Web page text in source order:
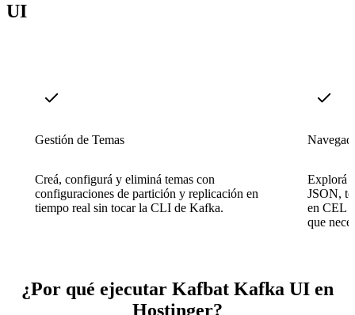
UI
Gestión de Temas
Creá, configurá y eliminá temas con
configuraciones de partición y replicación en
tiempo real sin tocar la CLI de Kafka.
Explorá
JSON,
en CEL
que
¿Por qué ejecutar Kafbat Kafka UI en
Hostinger?